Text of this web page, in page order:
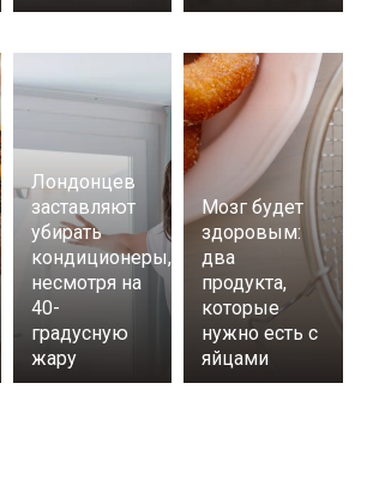
Лондонцев
заставляют
убирать
кондиционеры,
несмотря на
40-
градусную
жару
Мозг будет
здоровым:
два
продукта,
которые
нужно есть с
яйцами